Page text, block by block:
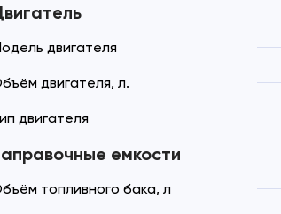
двигателя
двигателя, л.
двигателя
емкости
топливного бака, л